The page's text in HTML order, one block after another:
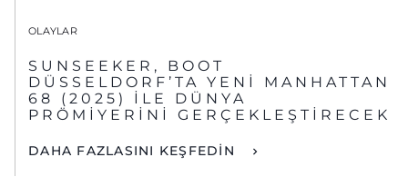
OLAYLAR
SUNSEEKER, BOOT
DÜSSELDORF’TA YENİ MANHATTAN
68 (2025) İLE DÜNYA
PRÖMİYERİNİ GERÇEKLEŞTİRECEK
DAHA FAZLASINI KEŞFEDİN